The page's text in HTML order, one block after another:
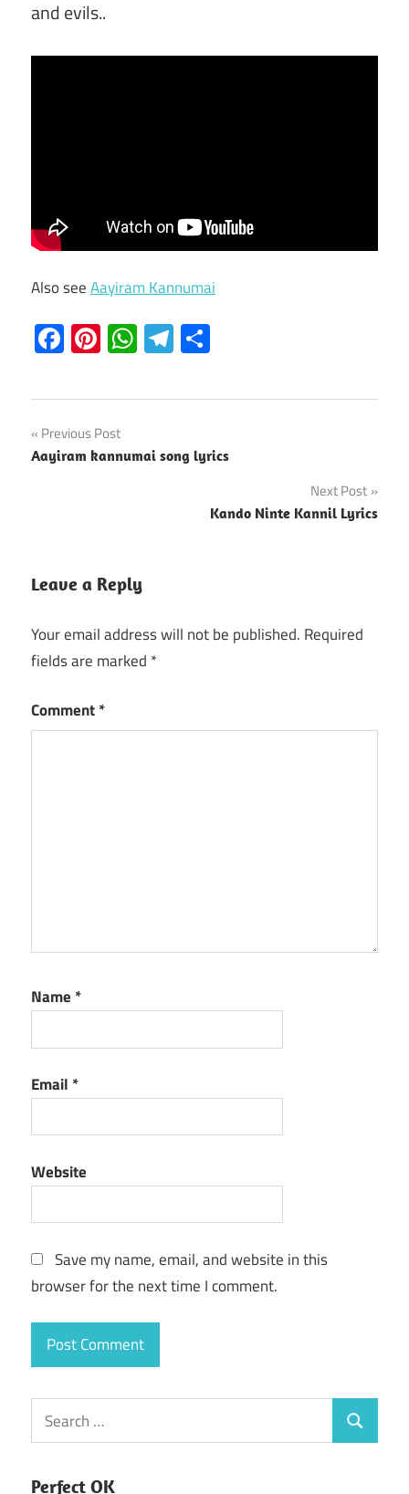
and evils..
Also seeAayiram Kannumai
Facebook
Pinterest
WhatsApp
Telegram
Post
navigation
Previous Post
Aayiram kannumai song lyrics
Next Post
Kando Ninte Kannil Lyrics
Leave a Reply
Your email address will not be published. Required
fields are marked *
Comment*
Name *
Email *
Website
Save my name, email, and website in this
browser for the next time I comment.
Search
for:
Search
Perfect OK